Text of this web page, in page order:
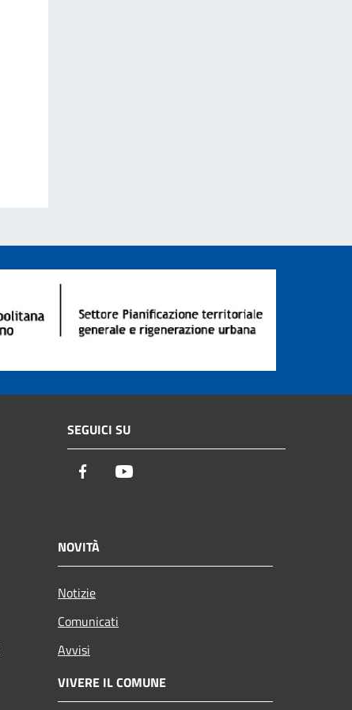
SEGUICI SU
Facebook
NOVITÀ
Notizie
Comunicati
Avvisi
VIVERE IL COMUNE